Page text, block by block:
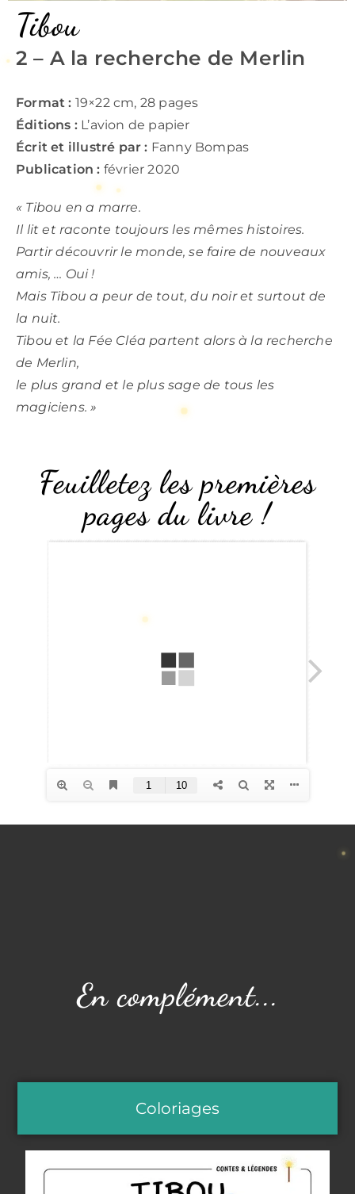
Tibou
2 – A la recherche de Merlin
Format : 19×22 cm, 28 pages
Éditions : L’avion de papier
Écrit et illustré par : Fanny Bompas
Publication : février 2020
« Tibou en a marre.
Il lit et raconte toujours les mêmes histoires.
Partir découvrir le monde, se faire de nouveaux
amis, … Oui !
Mais Tibou a peur de tout, du noir et surtout de
la nuit.
Tibou et la Fée Cléa partent alors à la recherche
de Merlin,
le plus grand et le plus sage de tous les
magiciens. »
Feuilletez les premières
pages du livre !
En complément...
Coloriages